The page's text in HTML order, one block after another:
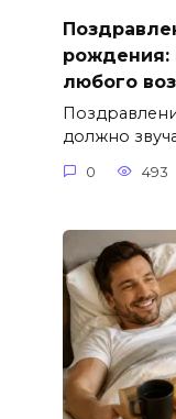
рождения:
любого
должно
0 493